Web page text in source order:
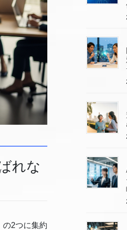
れな
の2つに集約